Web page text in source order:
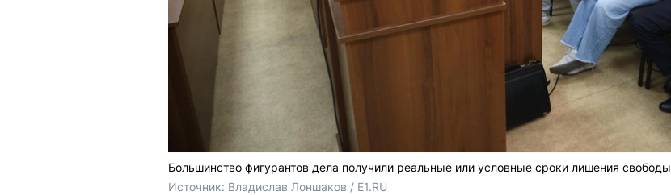
Большинство фигурантов дела получили реальные или условные сроки лишения свободы
Источник: Владислав Лоншаков / E1.RU